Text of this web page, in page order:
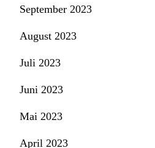
September 2023
August 2023
Juli 2023
Juni 2023
Mai 2023
April 2023